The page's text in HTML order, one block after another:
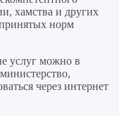
хамства и других
норм
услуг можно в
через интернет